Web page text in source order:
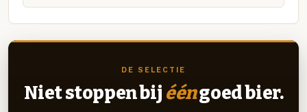
DE SELECTIE
Niet stoppen bij ééngoed bier.